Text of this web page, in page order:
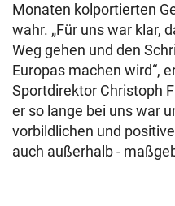
Monaten kolportierten
wahr. „Für uns war klar,
Weg gehen und den
Europas machen wird“,
Sportdirektor Christoph
er so lange bei uns war
vorbildlichen und
auch außerhalb -